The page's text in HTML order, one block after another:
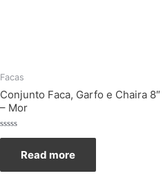
Facas
Conjunto Faca, Garfo e Chaira 8″
– Mor
Rated
5
Read more